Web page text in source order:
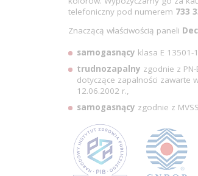
telefoniczny pod numerem 733
Znaczącą właściwością paneli
samogasnący klasa E 13501-
trudnozapalny zgodnie z
dotyczące zapalności zawarte
12.06.2002 r.,
samogasnący zgodnie z